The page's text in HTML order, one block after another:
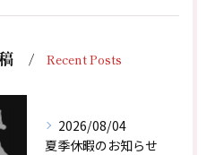
Recent Posts
2026/08/04
夏季休暇のお知らせ